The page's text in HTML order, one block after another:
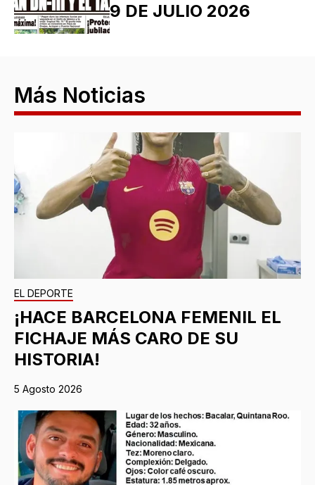
9 DE JULIO 2026
Más Noticias
EL DEPORTE
¡HACE BARCELONA FEMENIL EL
FICHAJE MÁS CARO DE SU
HISTORIA!
5 Agosto 2026